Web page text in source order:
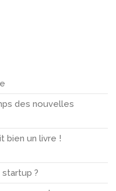
des nouvelles
bien un livre !
?